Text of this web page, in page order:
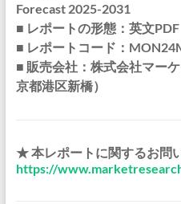
Forecast 2025-2031
■ レポートの形態：英文PDF
■ レポートコード：
■ 販売会社：株式会社マー
京都港区新橋）
★ 本レポートに関するお問
https://